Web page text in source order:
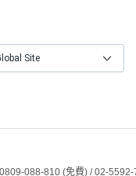
Site
088-810 (免費) / 02-